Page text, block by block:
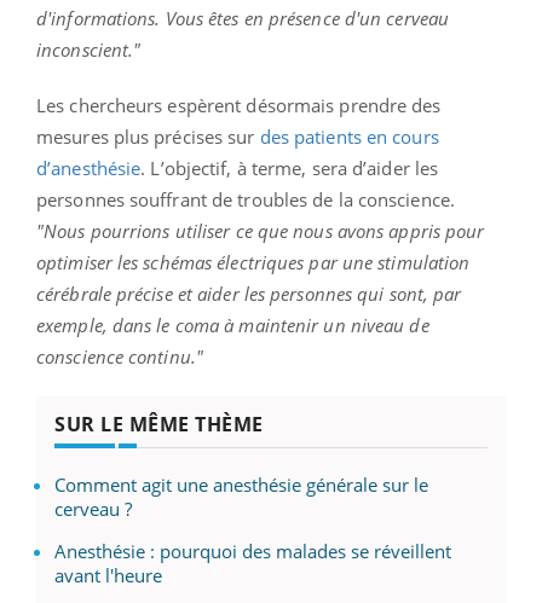
d'informations. Vous êtes en présence d'un cerveau
inconscient."
Les chercheurs espèrent désormais prendre des
mesures plus précises sur des patients en cours
d’anesthésie. L’objectif, à terme, sera d’aider les
personnes souffrant de troubles de la conscience.
"Nous pourrions utiliser ce que nous avons appris pour
optimiser les schémas électriques par une stimulation
cérébrale précise et aider les personnes qui sont, par
exemple, dans le coma à maintenir un niveau de
conscience continu."
SUR LE MÊME THÈME
Comment agit une anesthésie générale sur le
cerveau ?
Anesthésie : pourquoi des malades se réveillent
avant l'heure